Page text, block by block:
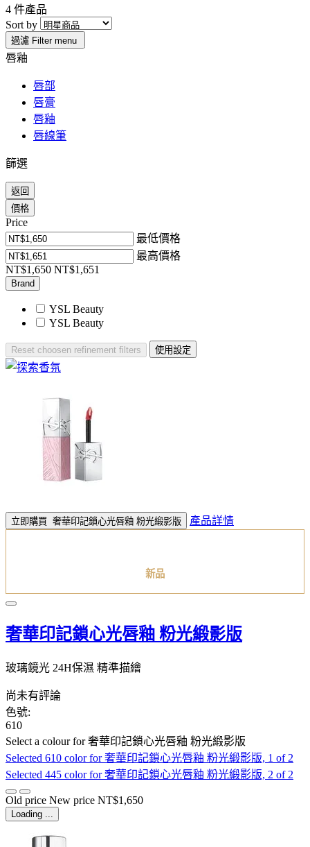
4 件產品
Sort by
過濾 Filter menu
唇釉
唇部
唇膏
唇釉
唇線筆
篩選
返回
價格
Price
最低價格
最高價格
NT$1,650 NT$1,651
Brand
YSL Beauty
YSL Beauty​
Reset choosen refinement filters 使用設定
立即購買 奢華印記鎖心光唇釉 粉光緞影版 產品詳情
新品
奢華印記鎖心光唇釉 粉光緞影版
玻璃鏡光 24H保濕 精準描繪
尚未有評論
色號:
610
Select a colourfor 奢華印記鎖心光唇釉 粉光緞影版
Selected 610 color for 奢華印記鎖心光唇釉 粉光緞影版, 1 of 2
Selected 445 color for 奢華印記鎖心光唇釉 粉光緞影版, 2 of 2
Old price New price NT$1,650
Loading ...